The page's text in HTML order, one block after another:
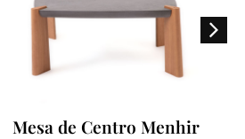
de Centro Menhir